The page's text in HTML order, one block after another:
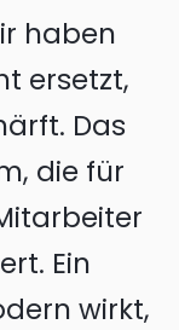
haben
ersetzt,
Das
die für
Ein
wirkt,